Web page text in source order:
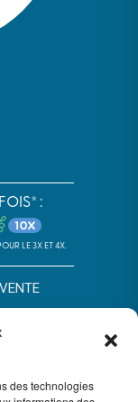
des technologies
:
LE 3X ET 4X.
FLOA. SA AU
AU